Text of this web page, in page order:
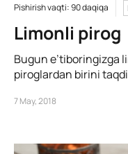
Pishirish vaqti: 90 daqiqa
Limonli pirog
Bugun e’tiboringizga
piroglardan birini
7 May, 2018